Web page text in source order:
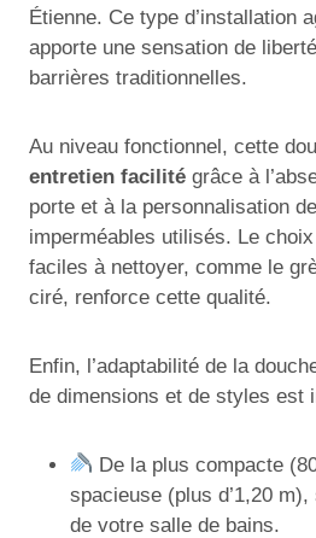
Étienne. Ce type d’installation
apporte une sensation de
barrières traditionnelles.
Au niveau fonctionnel, cette
entretien facilité grâce à
porte et à la personnalisation
imperméables utilisés. Le
faciles à nettoyer, comme le
ciré, renforce cette qualité.
Enfin, l’adaptabilité de la
de dimensions et de styles est
De la plus compacte
spacieuse (plus d’1,20
de votre salle de bains.